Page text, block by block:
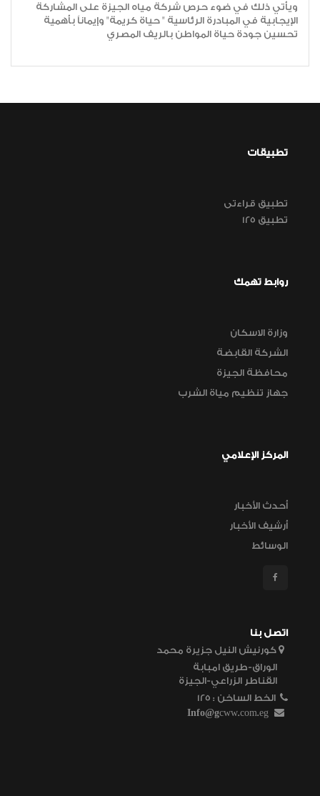
ويأتي ذلك في ضوء حرص شركة مياه الجيزة على المشاركة
الإيجابية في المبادرة الرئاسية " حياة كريمة" وإيماناً بأهمية
تحسين جودة حياة المواطن بالريف المصري
تطبيقات
تطبيق قراءتى
تطبيق 125
روابط تهمك
وزارة الاسكان
الشركة القابضة
محافظة الجيزة
جهاز تنظيم مياة الشرب
المركز الإعلامي
أحدث الأخبار
أرشيف الأخبار
الوسائط
اتصل بنا
الوراق-طريق امبابة
القناطر الزراعي-الجيزة
125 : الخط الساخن
Info@gcww.com.eg